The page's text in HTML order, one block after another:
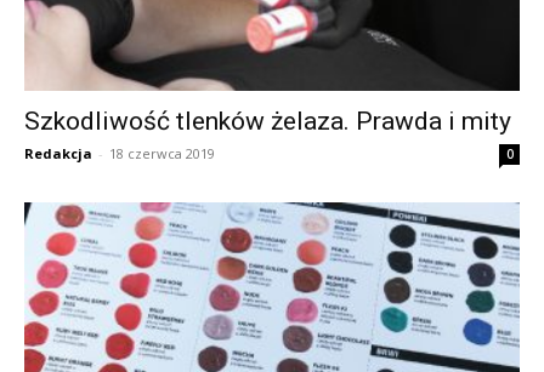
Szkodliwość tlenków żelaza. Prawda i mity
Redakcja - 18 czerwca 2019 0